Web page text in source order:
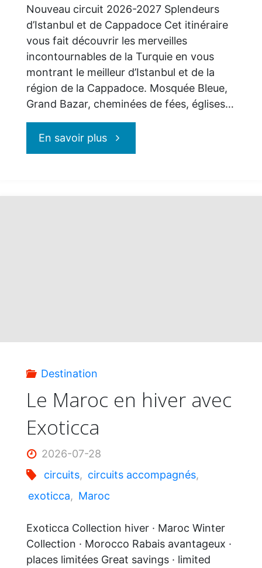
Nouveau circuit 2026-2027 Splendeurs
d’Istanbul et de Cappadoce Cet itinéraire
vous fait découvrir les merveilles
incontournables de la Turquie en vous
montrant le meilleur d’Istanbul et de la
région de la Cappadoce. Mosquée Bleue,
Grand Bazar, cheminées de fées, églises…
En savoir plus"Transat
Destination
Le Maroc en hiver avec
Exoticca
2026-07-28
circuits, circuits accompagnés,
exoticca, Maroc
Exoticca Collection hiver · Maroc Winter
Collection · Morocco Rabais avantageux ·
places limitées Great savings · limited